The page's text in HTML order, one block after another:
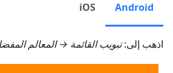
Android
iOS
اذهب إلى:تبويبالقائمة → المعالم